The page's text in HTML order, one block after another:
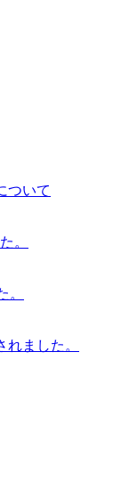
ついて
。
。
ました。